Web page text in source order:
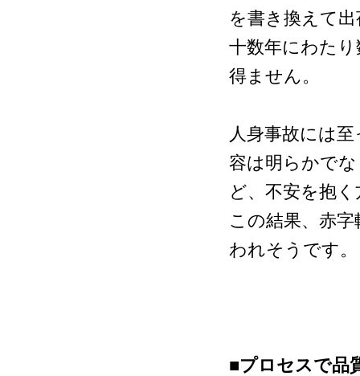
を書き換えて
十数年にわた
得ません。
人身事故には
容は明らかで
ど、不安を抱
この結果、赤
われそうです。
■プロセスで品